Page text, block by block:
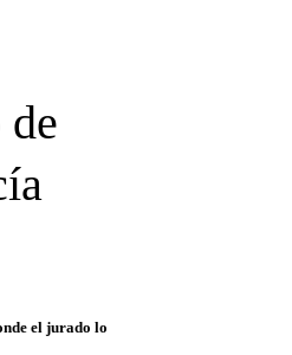
el jurado lo